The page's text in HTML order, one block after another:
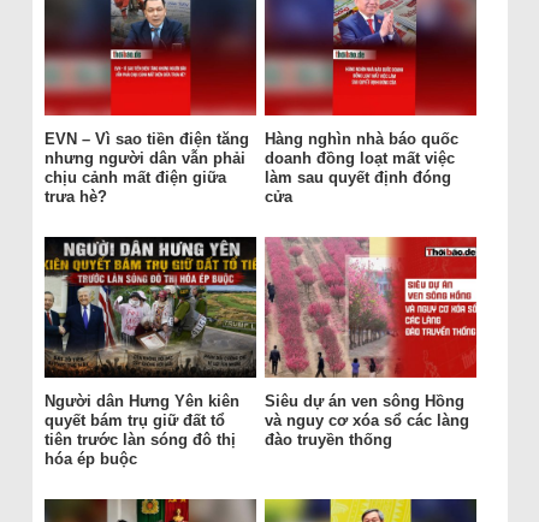
EVN – Vì sao tiền điện tăng
nhưng người dân vẫn phải
chịu cảnh mất điện giữa
trưa hè?
Hàng nghìn nhà báo quốc
doanh đồng loạt mất việc
làm sau quyết định đóng
cửa
Người dân Hưng Yên kiên
quyết bám trụ giữ đất tổ
tiên trước làn sóng đô thị
hóa ép buộc
Siêu dự án ven sông Hồng
và nguy cơ xóa sổ các làng
đào truyền thống